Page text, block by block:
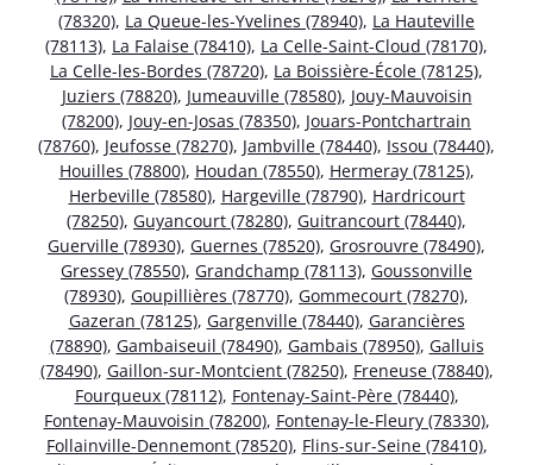
(78320), La Queue-les-Yvelines (78940), La Hauteville
(78113), La Falaise (78410), La Celle-Saint-Cloud (78170),
La Celle-les-Bordes (78720), La Boissière-École (78125),
Juziers (78820), Jumeauville (78580), Jouy-Mauvoisin
(78200), Jouy-en-Josas (78350), Jouars-Pontchartrain
(78760), Jeufosse (78270), Jambville (78440), Issou (78440),
Houilles (78800), Houdan (78550), Hermeray (78125),
Herbeville (78580), Hargeville (78790), Hardricourt
(78250), Guyancourt (78280), Guitrancourt (78440),
Guerville (78930), Guernes (78520), Grosrouvre (78490),
Gressey (78550), Grandchamp (78113), Goussonville
(78930), Goupillières (78770), Gommecourt (78270),
Gazeran (78125), Gargenville (78440), Garancières
(78890), Gambaiseuil (78490), Gambais (78950), Galluis
(78490), Gaillon-sur-Montcient (78250), Freneuse (78840),
Fourqueux (78112), Fontenay-Saint-Père (78440),
Fontenay-Mauvoisin (78200), Fontenay-le-Fleury (78330),
Follainville-Dennemont (78520), Flins-sur-Seine (78410),